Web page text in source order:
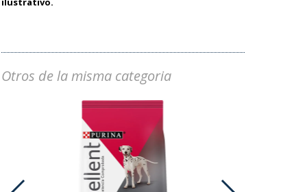
Otros de la misma categoria